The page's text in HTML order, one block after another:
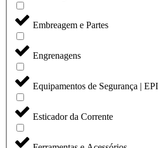
Embreagem e Partes
Engrenagens
Equipamentos de Segurança | EPI
Esticador da Corrente